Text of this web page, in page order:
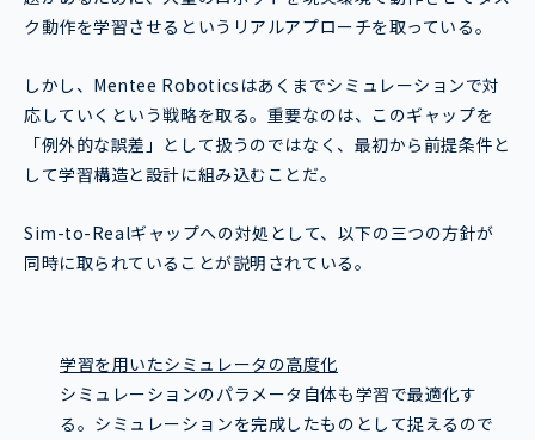
ク動作を学習させるというリアルアプローチを取っている。
しかし、Mentee Roboticsはあくまでシミュレーションで対
応していくという戦略を取る。重要なのは、このギャップを
「例外的な誤差」として扱うのではなく、最初から前提条件と
して学習構造と設計に組み込むことだ。
Sim-to-Realギャップへの対処として、以下の三つの方針が
同時に取られていることが説明されている。
学習を用いたシミュレータの高度化
シミュレーションのパラメータ自体も学習で最適化す
る。シミュレーションを完成したものとして捉えるので